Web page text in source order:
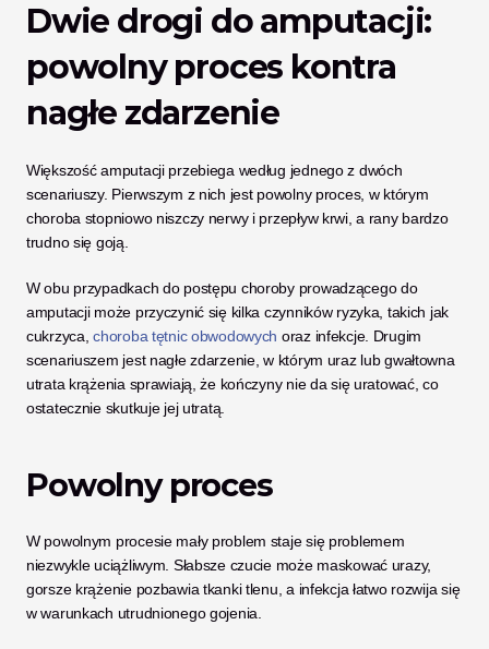
Dwie drogi do amputacji:
powolny proces kontra
nagłe zdarzenie
Większość amputacji przebiega według jednego z dwóch
scenariuszy. Pierwszym z nich jest powolny proces, w którym
choroba stopniowo niszczy nerwy i przepływ krwi, a rany bardzo
trudno się goją.
W obu przypadkach do postępu choroby prowadzącego do
amputacji może przyczynić się kilka czynników ryzyka, takich jak
cukrzyca, choroba tętnic obwodowych oraz infekcje. Drugim
scenariuszem jest nagłe zdarzenie, w którym uraz lub gwałtowna
utrata krążenia sprawiają, że kończyny nie da się uratować, co
ostatecznie skutkuje jej utratą.
Powolny proces
W powolnym procesie mały problem staje się problemem
niezwykle uciążliwym. Słabsze czucie może maskować urazy,
gorsze krążenie pozbawia tkanki tlenu, a infekcja łatwo rozwija się
w warunkach utrudnionego gojenia.